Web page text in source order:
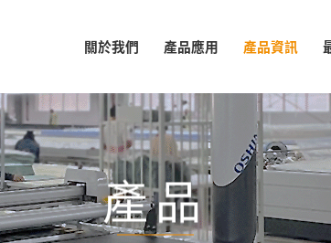
關於我們 產品應用 產品資訊
產品